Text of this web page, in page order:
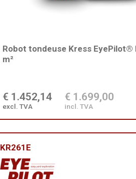
Robot tondeuse Kress EyePilot®
m²
€ 1.452,14
excl. TVA
€ 1.699,00
incl. TVA
KR261E